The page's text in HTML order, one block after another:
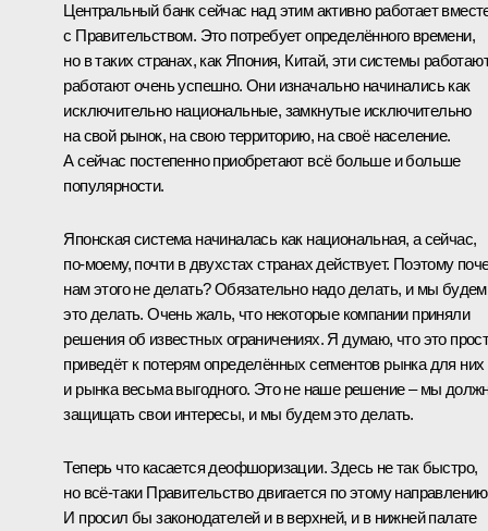
Центральный банк сейчас над этим активно работает
с Правительством. Это потребует определённого времени,
но в таких странах, как Япония, Китай, эти системы
работают очень успешно. Они изначально начинались как
исключительно национальные, замкнутые исключительно
на свой рынок, на свою территорию, на своё население.
А сейчас постепенно приобретают всё больше и больше
популярности.
Японская система начиналась как национальная, а сейчас,
по‑моему, почти в двухстах странах действует. Поэтому
нам этого не делать? Обязательно надо делать, и мы будем
это делать. Очень жаль, что некоторые компании приняли
решения об известных ограничениях. Я думаю, что это
приведёт к потерям определённых сегментов рынка для них
и рынка весьма выгодного. Это не наше решение – мы
защищать свои интересы, и мы будем это делать.
Теперь что касается деофшоризации. Здесь не так быстро,
но всё‑таки Правительство двигается по этому
И просил бы законодателей и в верхней, и в нижней палате